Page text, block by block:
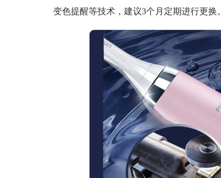
变色提醒等技术，建议3个月定期进行更换。